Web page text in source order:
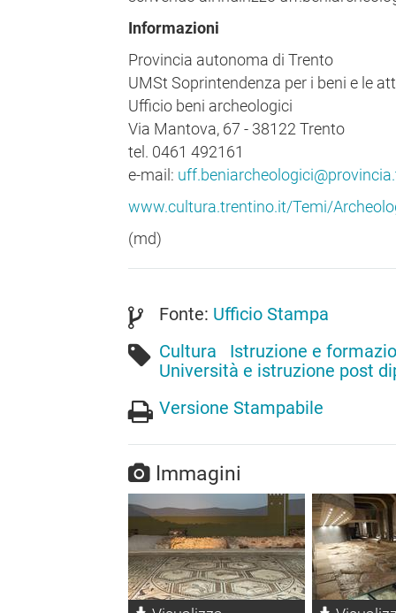
Informazioni
Provincia autonoma di Trento
UMSt Soprintendenza per i beni e le
Ufficio beni archeologici
Via Mantova, 67 - 38122 Trento
tel. 0461 492161
e-mail:
www.cultura.trentino.it/Temi/
(md)
Fonte: Ufficio Stampa
Cultura
Istruzione e
Università e istruzione post
Versione Stampabile
Immagini